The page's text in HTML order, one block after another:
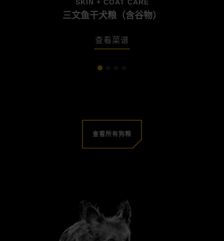
SKIN + COAT CARE
三文鱼干犬粮（含谷物）
查看菜谱
查看所有狗粮